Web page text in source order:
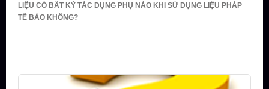
LIỆU CÓ BẤT KỲ TÁC DỤNG PHỤ NÀO KHI SỬ DỤNG LIỆU PHÁP
TẾ BÀO KHÔNG?